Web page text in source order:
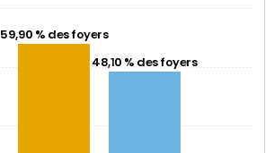
59,90 % des foyers
48,10 % des foyers